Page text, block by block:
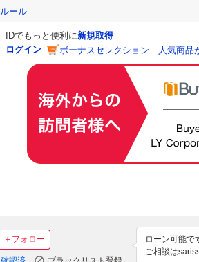
ール
IDでもっと便利に新規取得
ログイン
ボーナスセレクション 人気商品
＋フォロー
ローン可能で
ご相談は